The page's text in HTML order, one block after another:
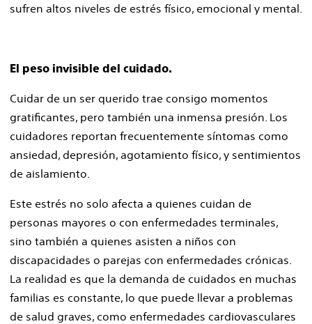
sufren altos niveles de estrés físico, emocional y mental.
El peso invisible del cuidado.
Cuidar de un ser querido trae consigo momentos
gratificantes, pero también una inmensa presión. Los
cuidadores reportan frecuentemente síntomas como
ansiedad, depresión, agotamiento físico, y sentimientos
de aislamiento.
Este estrés no solo afecta a quienes cuidan de
personas mayores o con enfermedades terminales,
sino también a quienes asisten a niños con
discapacidades o parejas con enfermedades crónicas.
La realidad es que la demanda de cuidados en muchas
familias es constante, lo que puede llevar a problemas
de salud graves, como enfermedades cardiovasculares